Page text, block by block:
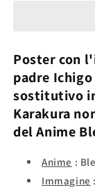
Poster con
padre
sostitutivo
Karakura
del Anime
Anime :
Immagine